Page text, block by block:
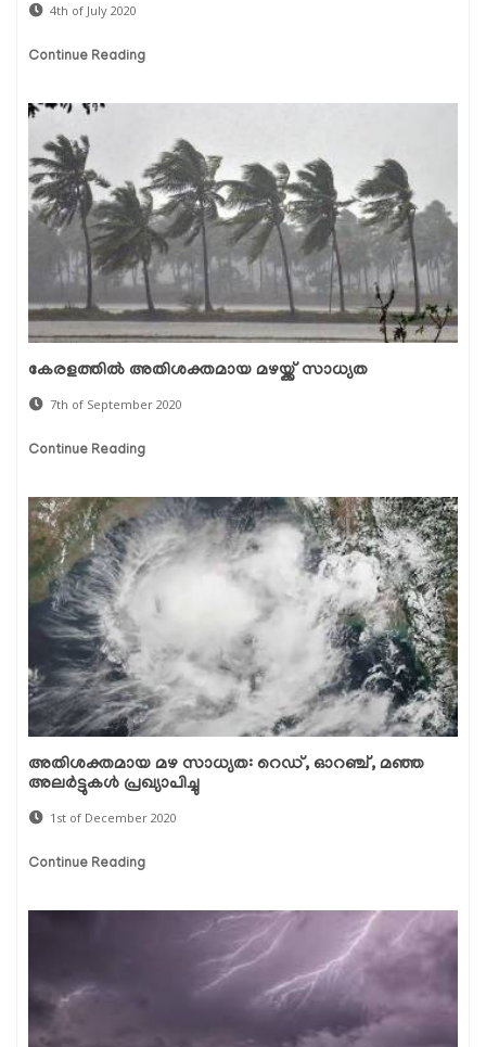
4th of July 2020
Continue Reading
കേരളത്തില്‍ അതിശക്തമായ മഴയ്ക്ക് സാധ്യത
7th of September 2020
Continue Reading
അതിശക്തമായ മഴ സാധ്യത: റെഡ്, ഓറഞ്ച്, മഞ്ഞ
അലര്‍ട്ടുകള്‍ പ്രഖ്യാപിച്ചു
1st of December 2020
Continue Reading